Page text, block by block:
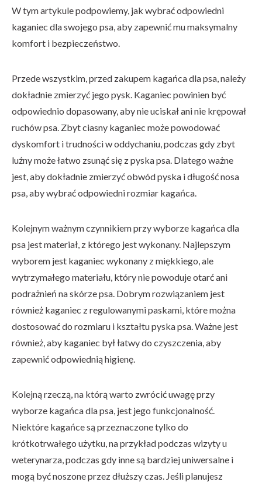
W tym artykule podpowiemy, jak wybrać odpowiedni
kaganiec dla swojego psa, aby zapewnić mu maksymalny
komfort i bezpieczeństwo.
Przede wszystkim, przed zakupem kagańca dla psa, należy
dokładnie zmierzyć jego pysk. Kaganiec powinien być
odpowiednio dopasowany, aby nie uciskał ani nie krępował
ruchów psa. Zbyt ciasny kaganiec może powodować
dyskomfort i trudności w oddychaniu, podczas gdy zbyt
luźny może łatwo zsunąć się z pyska psa. Dlatego ważne
jest, aby dokładnie zmierzyć obwód pyska i długość nosa
psa, aby wybrać odpowiedni rozmiar kagańca.
Kolejnym ważnym czynnikiem przy wyborze kagańca dla
psa jest materiał, z którego jest wykonany. Najlepszym
wyborem jest kaganiec wykonany z miękkiego, ale
wytrzymałego materiału, który nie powoduje otarć ani
podrażnień na skórze psa. Dobrym rozwiązaniem jest
również kaganiec z regulowanymi paskami, które można
dostosować do rozmiaru i kształtu pyska psa. Ważne jest
również, aby kaganiec był łatwy do czyszczenia, aby
zapewnić odpowiednią higienę.
Kolejną rzeczą, na którą warto zwrócić uwagę przy
wyborze kagańca dla psa, jest jego funkcjonalność.
Niektóre kagańce są przeznaczone tylko do
krótkotrwałego użytku, na przykład podczas wizyty u
weterynarza, podczas gdy inne są bardziej uniwersalne i
mogą być noszone przez dłuższy czas. Jeśli planujesz